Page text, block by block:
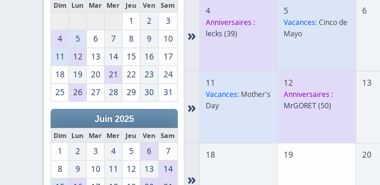
Dim Lun Mar Mer Jeu Ven Sam
1 2
3
4
5 6 7 8 9
10
11
12 13 14 15 16
17
18
19 20 21 22 23
24
25
26 27 28 29 30 31
Juin 2025
Dim Lun Mar Mer Jeu Ven Sam
1 2 3 4 5 6
7
8
9 10 11 12 13
14
»
4
Anniversaires :
lecks (39)
5
Vacances:Cinco de
Mayo
6
»
11
Vacances: Mother's
Day
12
Anniversaires :
MrGORET(50)
13
»
18 19 20